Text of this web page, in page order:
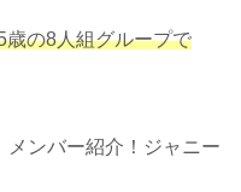
歳の8人組グループで